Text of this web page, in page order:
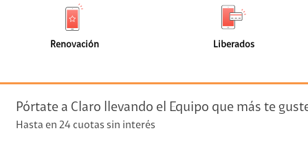
+ Telefonía
streaming
de
faceta
Renovación
(0)
faceta
Liberados
Pórtate a Claro llevando el Equipo que más te
Hasta en 24 cuotas sin interés